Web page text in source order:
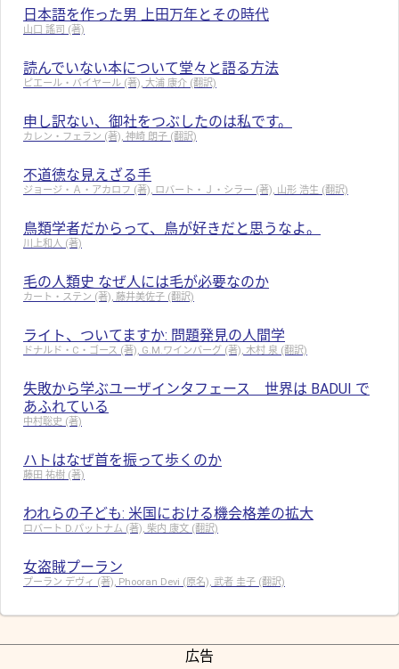
日本語を作った男 上田万年とその時代
山口 謠司 (著)
読んでいない本について堂々と語る方法
ピエール・バイヤール (著), 大浦 康介 (翻訳)
申し訳ない、御社をつぶしたのは私です。
カレン・フェラン (著), 神崎 朗子 (翻訳)
不道徳な見えざる手
ジョージ・Ａ・アカロフ (著), ロバート・Ｊ・シラー (著), 山形 浩生 (翻訳)
鳥類学者だからって、鳥が好きだと思うなよ。
川上和人 (著)
毛の人類史 なぜ人には毛が必要なのか
カート・ステン (著), 藤井美佐子 (翻訳)
ライト、ついてますか: 問題発見の人間学
ドナルド・C・ゴース (著), G.M.ワインバーグ (著), 木村 泉 (翻訳)
失敗から学ぶユーザインタフェース 世界は BADUI で
あふれている
中村聡史 (著)
ハトはなぜ首を振って歩くのか
藤田 祐樹 (著)
われらの子ども: 米国における機会格差の拡大
ロバート D.パットナム (著), 柴内 康文 (翻訳)
女盗賊プーラン
プーラン デヴィ (著), Phooran Devi (原名), 武者 圭子 (翻訳)
広告